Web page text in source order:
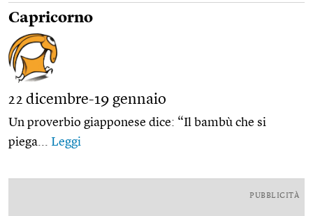
Capricorno
22 dicembre-19 gennaio
Un proverbio giapponese dice: “Il bambù che si
piega... Leggi
PUBBLICITÀ